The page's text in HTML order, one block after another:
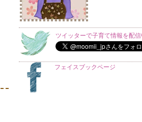
ツイッターで子育て情報を配
フェイスブックページ